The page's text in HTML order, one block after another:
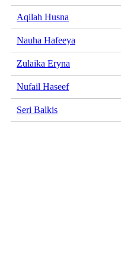
Aqilah Husna
Nauha Hafeeya
Zulaika Eryna
Nufail Haseef
Seri Balkis